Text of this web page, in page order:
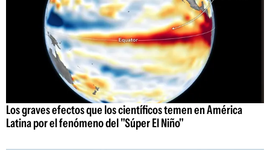
Los graves efectos que los científicos temen en América
Latina por el fenómeno del "Súper El Niño"